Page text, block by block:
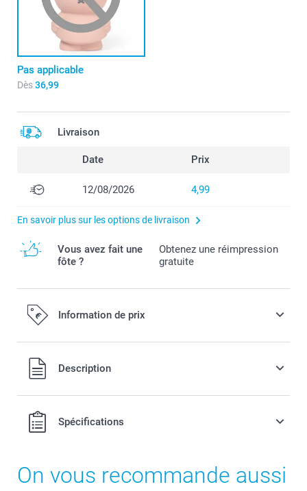
Pas applicable
Dès36,99
Livraison
Date Prix
12/08/2026 4,99
En savoir plus sur les options de livraison
Vous avez fait une
fôte ?
Obtenez une réimpression
gratuite
Information de prix
Tous les prix sont en EURO (€), TVA incluse et hors frais de
port.
Description
Spécifications
On vous recommande aussi